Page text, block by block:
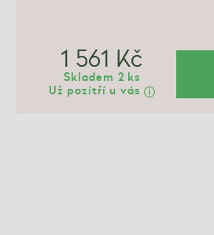
1 561 Kč
Skladem 2 ks
Už pozítří u vás